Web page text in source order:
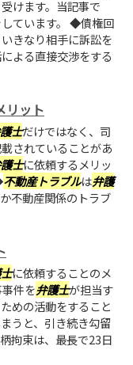
けます。当記事で
ています。 ◆債権回
きなり相手に訴訟を
よる直接交渉をする
リット
士だけではなく、司
されていることがあ
士に依頼するメリッ
不動産トラブルは弁護
不動産関係のトラブ
に依頼することのメ
件を弁護士が担当す
めの活動をすること
うと、引き続き勾留
拘束は、最長で23日